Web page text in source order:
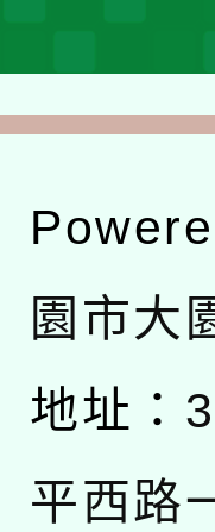
園市大
地址：
平西路